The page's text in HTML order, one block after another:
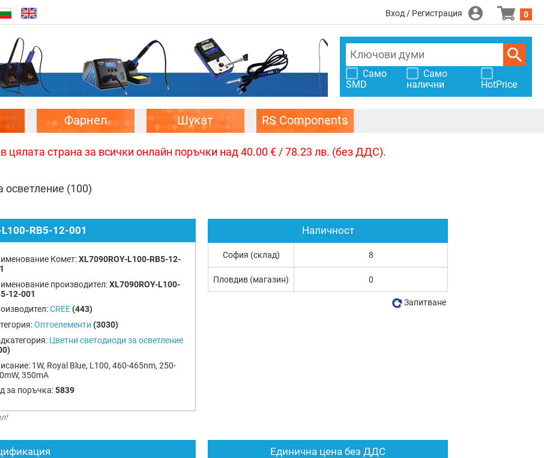
Вход / Регистрация 0
Само
SMD
Само
налични
HotPrice
Фарнел Шукат RS Components
цялата страна за всички онлайн поръчки над 40.00 € / 78.23 лв. (без ДДС).
осветление (100)
RB5-12-001
Комет:XL7090ROY-L100-RB5-12-
производител:XL7090ROY-L100-
12-001
CREE (443)
Оптоелементи (3030)
Цветни светодиоди за осветление
1W, Royal Blue, L100, 460-465nm, 250-
350mA
за поръчка:5839
Единична цена без ДДС
Наличност
София (склад) 8
Пловдив (магазин) 0
Запитване